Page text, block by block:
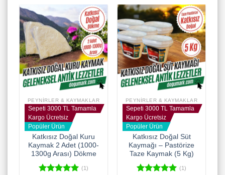
PEYNIRLER & KAYMAKLAR
Sepeti 3000 TL Tamamla
Kargo Ücretsiz
Popüler Ürün
Katkısız Doğal Kuru
Kaymak 2 Adet (1000-
1300g Arası) Dökme
(1)
PEYNIRLER & KAYMAKLAR
Sepeti 3000 TL Tamamla
Kargo Ücretsiz
Popüler Ürün
Katkısız Doğal Süt
Kaymağı – Pastörize
Taze Kaymak (5 Kg)
(1)